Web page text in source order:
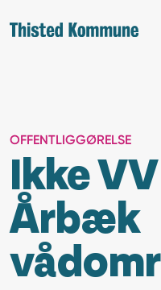
OFFENTLIGGØRELSE
Ikke
Årbæk